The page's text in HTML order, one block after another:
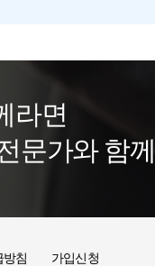
라면
문가와 함
방침 가입신청